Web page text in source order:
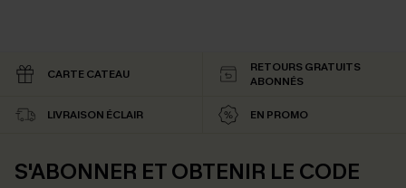
CARTE CATEAU
RETOURS GRATUITS
ABONNÉS
LIVRAISON ÉCLAIR EN PROMO
S'ABONNER ET OBTENIR LE CODE